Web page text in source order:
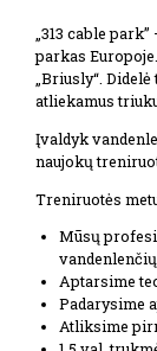
„313 cable
parkas
„Briusly“.
atliekamus
Įvaldyk
naujokų
Treniruotės
Mūsų
Aptarsime
Padarysime
Atliksime